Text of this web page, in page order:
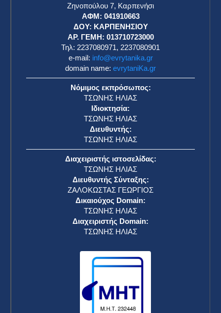
Ζηνοπούλου 7, Καρπενήσι
ΑΦΜ: 041910663
ΔΟΥ: ΚΑΡΠΕΝΗΣΙΟΥ
ΑΡ. ΓΕΜΗ: 013710723000
Τηλ: 2237080971, 2237080901
e-mail: info@evrytanika.gr
domain name: evrytaniKa.gr
Νόμιμος εκπρόσωπος:
ΤΣΩΝΗΣ ΗΛΙΑΣ
Ιδιοκτησία:
ΤΣΩΝΗΣ ΗΛΙΑΣ
Διευθυντής:
ΤΣΩΝΗΣ ΗΛΙΑΣ
Διαχειριστής ιστοσελίδας:
ΤΣΩΝΗΣ ΗΛΙΑΣ
Διευθυντής Σύνταξης:
ΖΑΛΟΚΩΣΤΑΣ ΓΕΩΡΓΙΟΣ
Δικαιούχος Domain:
ΤΣΩΝΗΣ ΗΛΙΑΣ
Διαχειριστής Domain:
ΤΣΩΝΗΣ ΗΛΙΑΣ